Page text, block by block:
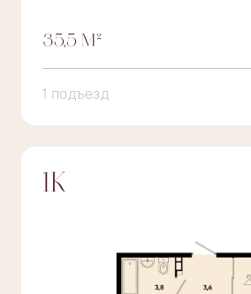
35,5 М²
1 подъезд
1К